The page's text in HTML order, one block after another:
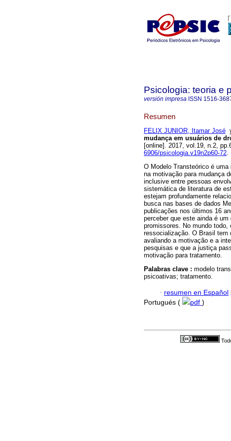
Psicologia: teoria e
versión impresa ISSN 1516-
Resumen
FELIX JUNIOR, Itamar José
mudança em usuários de
[online]. 2017, vol.19, n.2,
6906/psicologia.v19n2p60-72.
O Modelo Transteórico é
na motivação para mudança
inclusive entre pessoas
sistemática de literatura de
estejam profundamente
busca nas bases de dados
publicações nos últimos 16
perceber que este ainda é
promissores. No mundo
ressocialização. O Brasil tem
avaliando a motivação e a
pesquisas e que a justiça
motivação para tratamento.
Palabras clave : modelo
psicoativas; tratamento.
· resumen en Español
Portugués (
pdf )